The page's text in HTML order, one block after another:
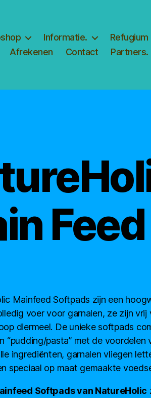
Informatie.
Refugium
Afrekenen Contact Partners.
Feed
is:
€8,49.
Mainfeed Softpads zijn een
voer voor garnalen, ze zijn vrij
diermeel. De unieke softpads
“pudding/pasta” met de voordelen
ingrediënten, garnalen vliegen
speciaal op maat gemaakte
Softpads van NatureHolic